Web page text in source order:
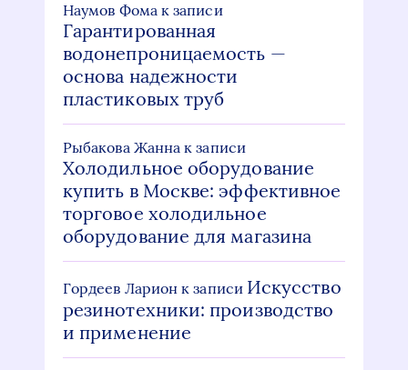
Наумов Фомак записи
Гарантированная
водонепроницаемость —
основа надежности
пластиковых труб
Рыбакова Жанна к записи
Холодильное оборудование
купить в Москве: эффективное
торговое холодильное
оборудование для магазина
Гордеев Ларион к записи Искусство
резинотехники: производство
и применение